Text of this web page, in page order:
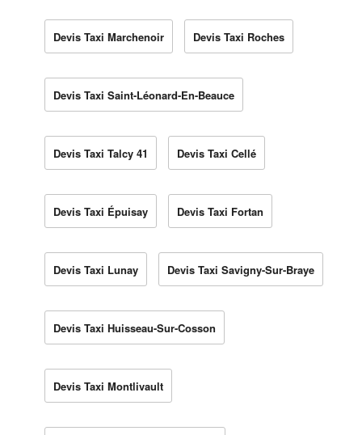
Devis Taxi Marchenoir Devis Taxi Roches
Devis Taxi Saint-Léonard-En-Beauce
Devis Taxi Talcy 41 Devis Taxi Cellé
Devis Taxi Épuisay Devis Taxi Fortan
Devis Taxi Lunay Devis Taxi Savigny-Sur-Braye
Devis Taxi Huisseau-Sur-Cosson
Devis Taxi Montlivault